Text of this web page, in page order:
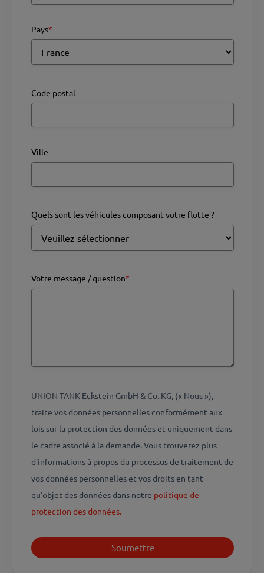
Pays*
Code postal
Ville
Quels sont les véhicules composant votre flotte ?
Votre message / question*
UNION TANK Eckstein GmbH & Co. KG, (« Nous »),
traite vos données personnelles conformément aux
lois sur la protection des données et uniquement dans
le cadre associé à la demande. Vous trouverez plus
d'informations à propos du processus de traitement de
vos données personnelles et vos droits en tant
qu'objet des données dans notre politique de
protection des données.